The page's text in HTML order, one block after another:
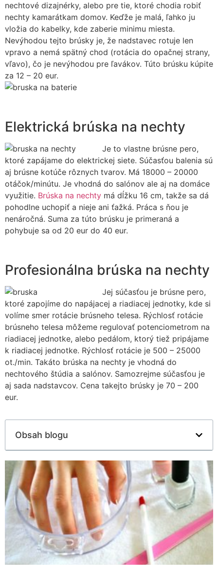
nechtové dizajnérky, alebo pre tie, ktoré chodia robiť
nechty kamarátkam domov. Keďže je malá, ľahko ju
vložia do kabelky, kde zaberie minimu miesta.
Nevýhodou tejto brúsky je, že nadstavec rotuje len
vpravo a nemá spätný chod (rotácia do opačnej strany,
vľavo), čo je nevýhodou pre ľavákov. Túto brúsku kúpite
za 12 – 20 eur.
Elektrická brúska na nechty
Je to vlastne brúsne pero,
ktoré zapájame do elektrickej siete. Súčasťou balenia sú
aj brúsne kotúče rôznych tvarov. Má 18000 – 20000
otáčok/minútu. Je vhodná do salónov ale aj na domáce
využitie. Brúska na nechty má dĺžku 16 cm, takže sa dá
pohodlne uchopiť a nieje ani ťažká. Práca s ňou je
nenáročná. Suma za túto brúsku je primeraná a
pohybuje sa od 20 eur do 40 eur.
Profesionálna brúska na nechty
Jej súčasťou je brúsne pero,
ktoré zapojíme do napájacej a riadiacej jednotky, kde si
volíme smer rotácie brúsneho telesa. Rýchlosť rotácie
brúsneho telesa môžeme regulovať potenciometrom na
riadiacej jednotke, alebo pedálom, ktorý tiež pripájame
k riadiacej jednotke. Rýchlosť rotácie je 500 – 25000
ot./min. Takáto brúska na nechty je vhodná do
nechtového štúdia a salónov. Samozrejme súčasťou je
aj sada nadstavcov. Cena takejto brúsky je 70 – 200
eur.
Obsah blogu